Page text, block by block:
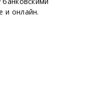
и онлайн.